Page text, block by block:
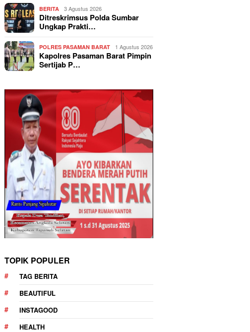
BERITA 3 Agustus 2026
Ditreskrimsus Polda Sumbar
Ungkap Prakti…
POLRES PASAMAN BARAT 1 Agustus 2026
Kapolres Pasaman Barat Pimpin
Sertijab P…
TOPIK POPULER
TAG BERITA
BEAUTIFUL
INSTAGOOD
HEALTH